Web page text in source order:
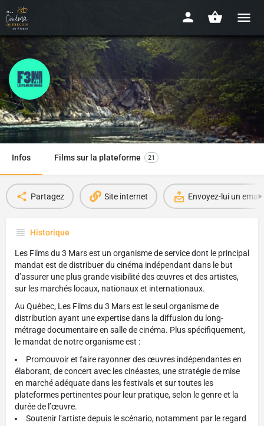
Les Films du 3 Mars
Depuis 2005
Infos Films sur la plateforme 21
Partagez Site internet Envoyez-lui un email
Historique
Les Films du 3 Mars est un organisme de service dont le principal
mandat est de distribuer du cinéma indépendant dans le but
d’assurer une plus grande visibilité des œuvres et des artistes,
sur les marchés locaux, nationaux et internationaux.
Au Québec, Les Films du 3 Mars est le seul organisme de
distribution ayant une expertise dans la diffusion du long-
métrage documentaire en salle de cinéma. Plus spécifiquement,
le mandat de notre organisme est :
Promouvoir et faire rayonner des œuvres indépendantes en
élaborant, de concert avec les cinéastes, une stratégie de mise
en marché adéquate dans les festivals et sur toutes les
plateformes pertinentes pour leur pratique, selon le genre et la
durée de l’œuvre.
Soutenir l’artiste depuis le scénario, notamment par le regard